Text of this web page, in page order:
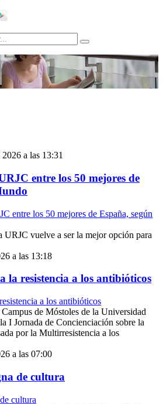
a las 13:31
entre los 50 mejores de
URJC vuelve a ser la mejor opción para
a las 13:18
la resistencia a los antibióticos
de Móstoles de la Universidad
I Jornada de Concienciación sobre la
por la Multirresistencia a los
a las 07:00
de cultura